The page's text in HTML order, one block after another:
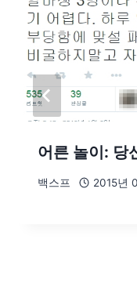
어른 놀이: 당
백스프 2015년